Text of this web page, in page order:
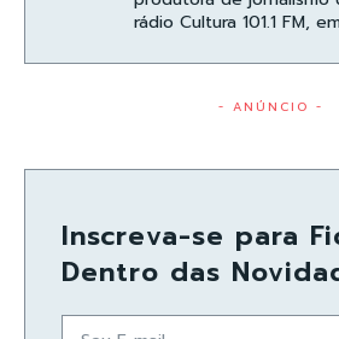
rádio Cultura 101.1 FM,
- ANÚNCIO -
Inscreva-se para
Dentro das